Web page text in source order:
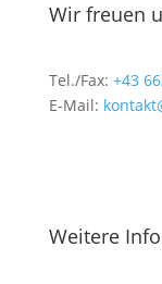
Wir freuen
Tel./Fax: +43
E-Mail:
Weitere